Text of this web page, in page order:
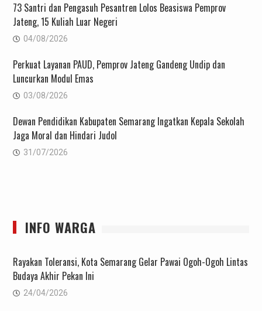
73 Santri dan Pengasuh Pesantren Lolos Beasiswa Pemprov
Jateng, 15 Kuliah Luar Negeri
04/08/2026
Perkuat Layanan PAUD, Pemprov Jateng Gandeng Undip dan
Luncurkan Modul Emas
03/08/2026
Dewan Pendidikan Kabupaten Semarang Ingatkan Kepala Sekolah
Jaga Moral dan Hindari Judol
31/07/2026
INFO WARGA
Rayakan Toleransi, Kota Semarang Gelar Pawai Ogoh-Ogoh Lintas
Budaya Akhir Pekan Ini
24/04/2026